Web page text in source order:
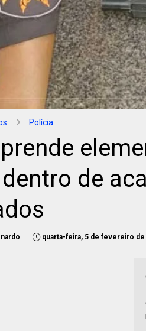
Polícia
de
quarta-feira, 5 de fevereiro de